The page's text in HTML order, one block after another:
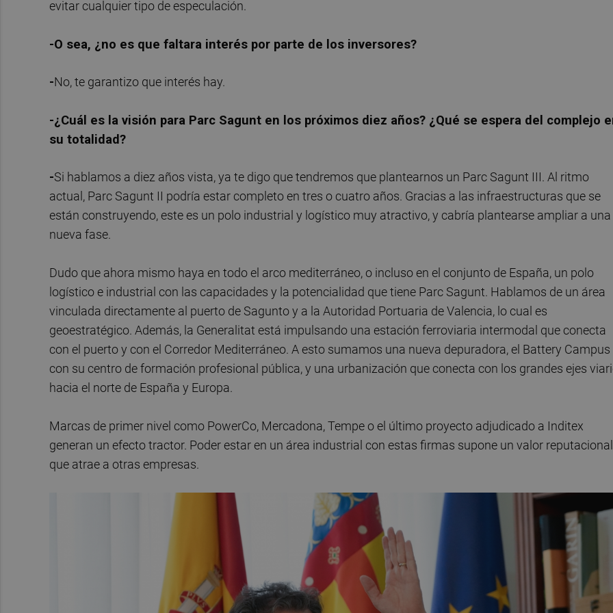
evitar cualquier tipo de especulación.
-O sea, ¿no es que faltara interés por parte de los inversores?
-No, te garantizo que interés hay.
-¿Cuál es la visión para Parc Sagunt en los próximos diez años? ¿Qué se espera del complejo
su totalidad?
-Si hablamos a diez años vista, ya te digo que tendremos que plantearnos un Parc Sagunt III. Al ritmo
actual, Parc Sagunt II podría estar completo en tres o cuatro años. Gracias a las infraestructuras que se
están construyendo, este es un polo industrial y logístico muy atractivo, y cabría plantearse ampliar a una
nueva fase.
Dudo que ahora mismo haya en todo el arco mediterráneo, o incluso en el conjunto de España, un polo
logístico e industrial con las capacidades y la potencialidad que tiene Parc Sagunt. Hablamos de un área
vinculada directamente al puerto de Sagunto y a la Autoridad Portuaria de Valencia, lo cual es
geoestratégico. Además, la Generalitat está impulsando una estación ferroviaria intermodal que conecta
con el puerto y con el Corredor Mediterráneo. A esto sumamos una nueva depuradora, el Battery Campus
con su centro de formación profesional pública, y una urbanización que conecta con los grandes ejes
hacia el norte de España y Europa.
Marcas de primer nivel como PowerCo, Mercadona, Tempe o el último proyecto adjudicado a Inditex
generan un efecto tractor. Poder estar en un área industrial con estas firmas supone un valor reputacional
que atrae a otras empresas.